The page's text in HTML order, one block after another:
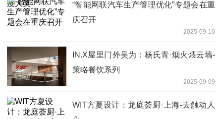
“智能网联汽车生产管理优化”专题会在重
庆召开
2025-09-10
IN.X屋里门外吴为：杨氏青·烟火煨云墙-
策略餐饮系列
2025-09-09
WIT方夏设计：龙庭荟厨·上海-去触动人